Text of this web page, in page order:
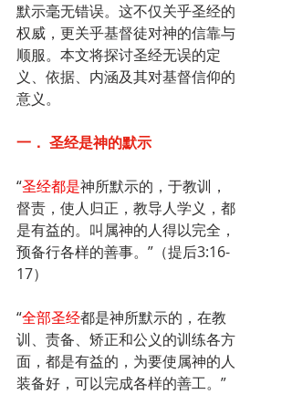
默示毫无错误。这不仅关乎圣经的
权威，更关乎基督徒对神的信靠与
顺服。本文将探讨圣经无误的定
义、依据、内涵及其对基督信仰的
意义。
一． 圣经是神的默示
“圣经都是神所默示的，于教训，
督责，使人归正，教导人学义，都
是有益的。叫属神的人得以完全，
预备行各样的善事。”（提后3:16-
17）
“全部圣经都是神所默示的，在教
训、责备、矫正和公义的训练各方
面，都是有益的，为要使属神的人
装备好，可以完成各样的善工。”